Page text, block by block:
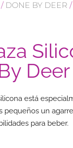
/ DONE BY DEER
Deer
está
pequeños un
para beber.